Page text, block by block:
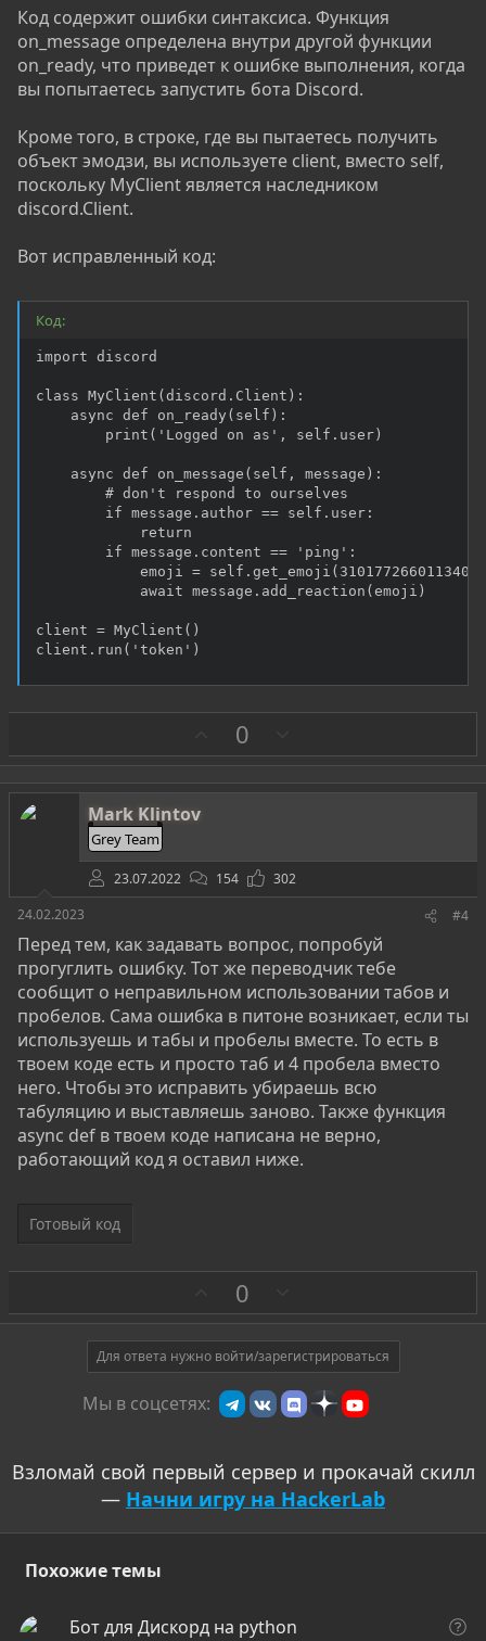
Код содержит ошибки синтаксиса. Функция
on_message определена внутри другой функции
on_ready, что приведет к ошибке выполнения, когда
вы попытаетесь запустить бота Discord.
Кроме того, в строке, где вы пытаетесь получить
объект эмодзи, вы используете client, вместо self,
поскольку MyClient является наследником
discord.Client.
Вот исправленный код:
Код:
import discord
class MyClient(discord.Client):
    async def on_ready(self):
        print('Logged on as', self.user)
    async def on_message(self, message):
        # don't respond to ourselves
        if message.author == self.user:
            return
        if message.content == 'ping':
emoji =
            await message.add_reaction(emoji)
client = MyClient()
client.run('token')
а
0
р
о
Mark Klintov
Grey Team
23.07.2022 154
302
24.02.2023
#4
Перед тем, как задавать вопрос, попробуй
прогуглить ошибку. Тот же переводчик тебе
сообщит о неправильном использовании табов и
пробелов. Сама ошибка в питоне возникает, если ты
используешь и табы и пробелы вместе. То есть в
твоем коде есть и просто таб и 4 пробела вместо
него. Чтобы это исправить убираешь всю
табуляцию и выставляешь заново. Также функция
async def в твоем коде написана не верно,
работающий код я оставил ниже.
Готовый код
а
0
р
о
т
и
в
Для ответа нужно войти/зарегистрироваться
Мы в соцсетях:
Взломай свой первый сервер и прокачай скилл
— Начни игру на HackerLab
Похожие темы
В
Бот для Дискорд на python